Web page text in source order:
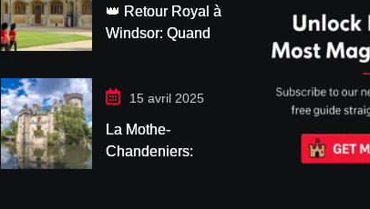
👑 Retour Royal à
Windsor: Quand
le Château
15 avril 2025
La Mothe-
Chandeniers: